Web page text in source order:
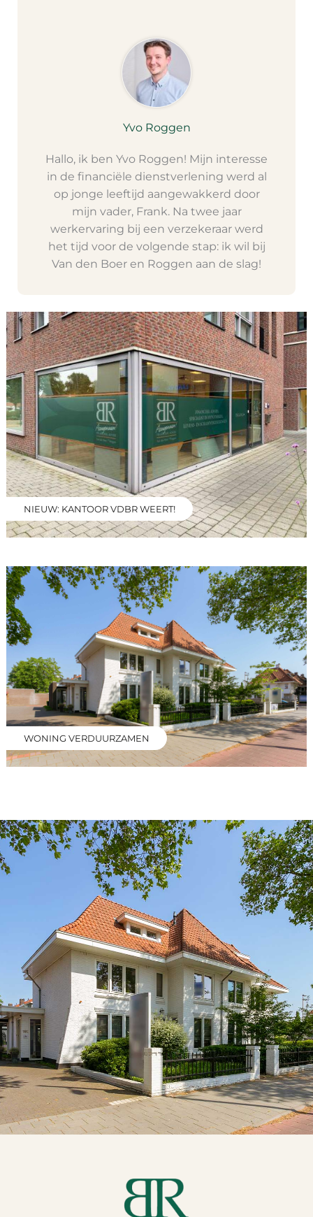
Yvo Roggen
Hallo, ik ben Yvo Roggen! Mijn interesse
in de financiële dienstverlening werd al
op jonge leeftijd aangewakkerd door
mijn vader, Frank. Na twee jaar
werkervaring bij een verzekeraar werd
het tijd voor de volgende stap: ik wil bij
Van den Boer en Roggen aan de slag!
NIEUW: KANTOOR VDBR WEERT!
WONING VERDUURZAMEN